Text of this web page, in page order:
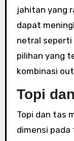
jahitan yang
dapat
netral seperti
pilihan yang
kombinasi
Topi
Topi dan tas
dimensi pada